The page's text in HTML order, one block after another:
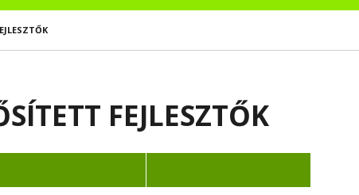
FEJLESZTŐK